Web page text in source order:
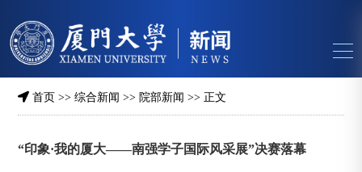
首页 >>综合新闻 >> 院部新闻 >> 正文
“印象·我的厦大——南强学子国际风采展”决赛落幕